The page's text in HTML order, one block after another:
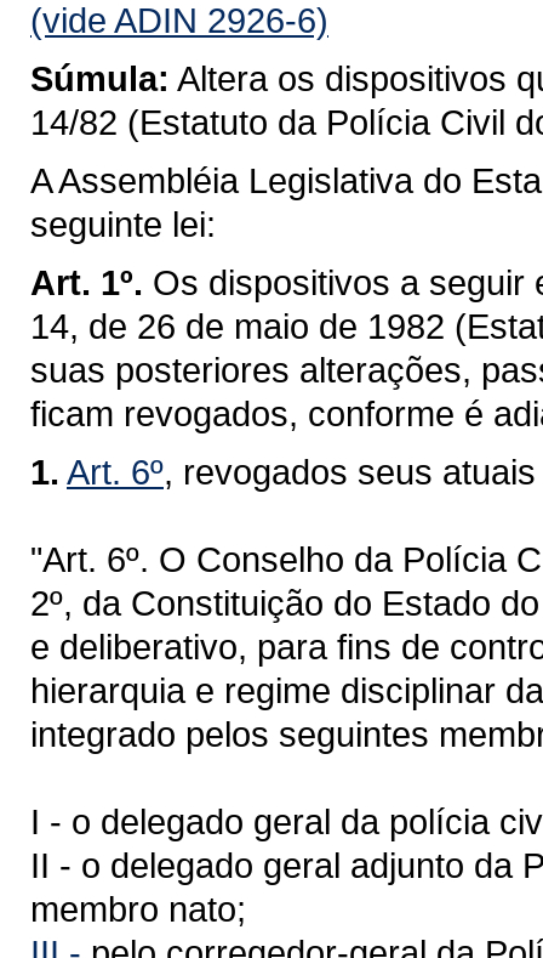
(vide ADIN 2926-6)
Súmula: Altera os dispositivos
14/82 (Estatuto da Polícia Civil
A Assembléia Legislativa do
seguinte lei:
Art. 1º. Os dispositivos a seguir
14, de 26 de maio de 1982
suas posteriores alterações,
ficam revogados, conforme é
1. Art. 6º, revogados seus
"Art. 6º. O Conselho da Polícia
2º, da Constituição do Estado
e deliberativo, para fins de
hierarquia e regime disciplinar
integrado pelos seguintes
I - o delegado geral da polícia
II - o delegado geral adjunto da
membro nato;